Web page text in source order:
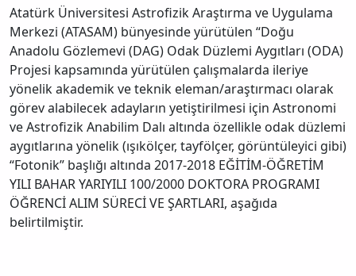
Atatürk Üniversitesi Astrofizik Araştırma ve Uygulama
Merkezi (ATASAM) bünyesinde yürütülen “Doğu
Anadolu Gözlemevi (DAG) Odak Düzlemi Aygıtları (ODA)
Projesi kapsamında yürütülen çalışmalarda ileriye
yönelik akademik ve teknik eleman/araştırmacı olarak
görev alabilecek adayların yetiştirilmesi için Astronomi
ve Astrofizik Anabilim Dalı altında özellikle odak düzlemi
aygıtlarına yönelik (ışıkölçer, tayfölçer, görüntüleyici gibi)
“Fotonik” başlığı altında 2017-2018 EĞİTİM-ÖĞRETİM
YILI BAHAR YARIYILI 100/2000 DOKTORA PROGRAMI
ÖĞRENCİ ALIM SÜRECİ VE ŞARTLARI, aşağıda
belirtilmiştir.